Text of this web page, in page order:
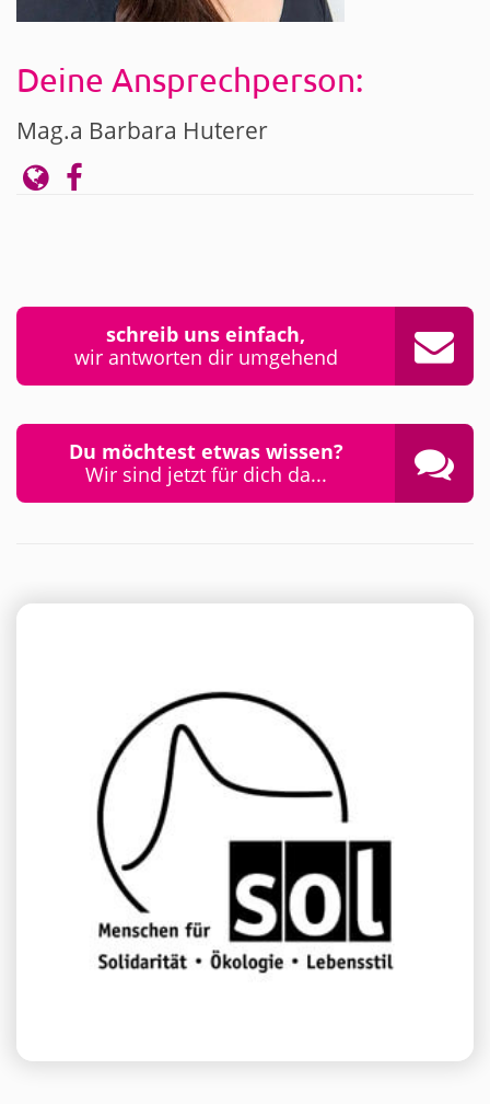
Deine Ansprechperson:
Mag.a Barbara Huterer
schreib uns einfach,
wir antworten dir umgehend
Du möchtest etwas wissen?
Wir sind jetzt für dich da...